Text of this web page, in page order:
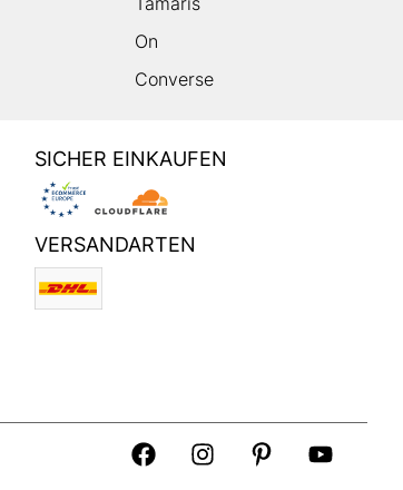
On
Converse
SICHER EINKAUFEN
VERSANDARTEN